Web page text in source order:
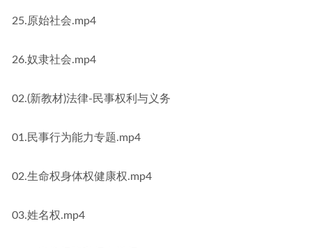
25.原始社会.mp4
26.奴隶社会.mp4
02.(新教材)法律-民事权利与义务
01.民事行为能力专题.mp4
02.生命权身体权健康权.mp4
03.姓名权.mp4